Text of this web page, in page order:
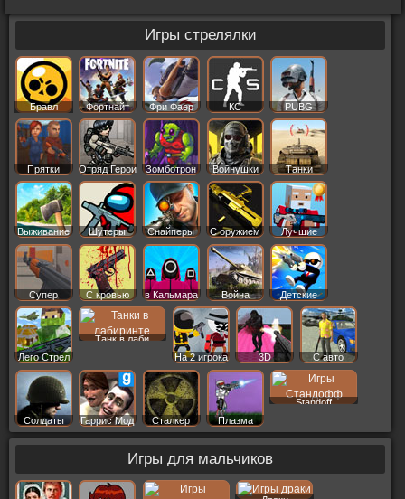
Игры стрелялки
Бравл
Старс
Фортнайт Фри Фаер КС PUBG
Прятки Отряд Герои Зомботрон Войнушки Танки
Выживание Шутеры Снайперы С оружием Лучшие
Супер С кровью в Кальмара Война Детские
Лего Стрел
Танк в лаби
На 2 игрока
3D С авто
Солдаты Гаррис Мод Сталкер Плазма
Standoff
Игры для мальчиков